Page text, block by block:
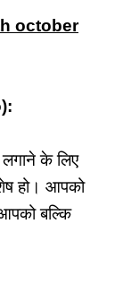
october
के लिए
हो। आपको
बल्कि